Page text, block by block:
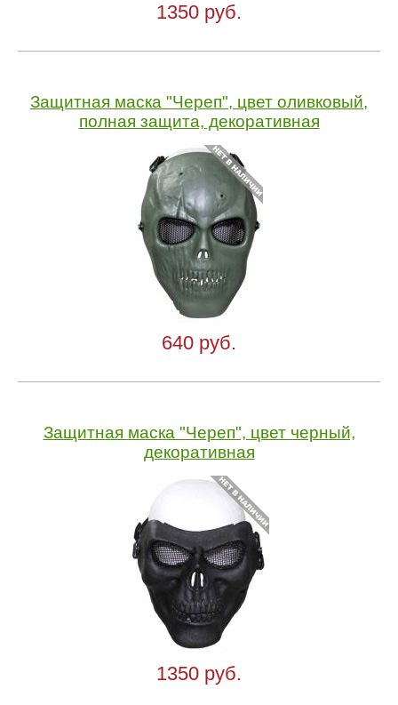
1350 руб.
Защитная маска "Череп", цвет оливковый,
полная защита, декоративная
640 руб.
Защитная маска "Череп", цвет черный,
декоративная
1350 руб.